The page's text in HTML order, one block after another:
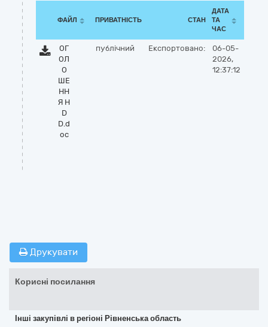
ФАЙЛ ПРИВАТНІСТЬ СТАН
ДАТА
ТА
ЧАС
ОГ
ОЛ
О
ШЕ
НН
Я H
D
D.d
oc
публічний Експортовано:
06-05-
2026,
12:37:12
Друкувати
Корисні посилання
Інші закупівлі в регіоні Рівненська область